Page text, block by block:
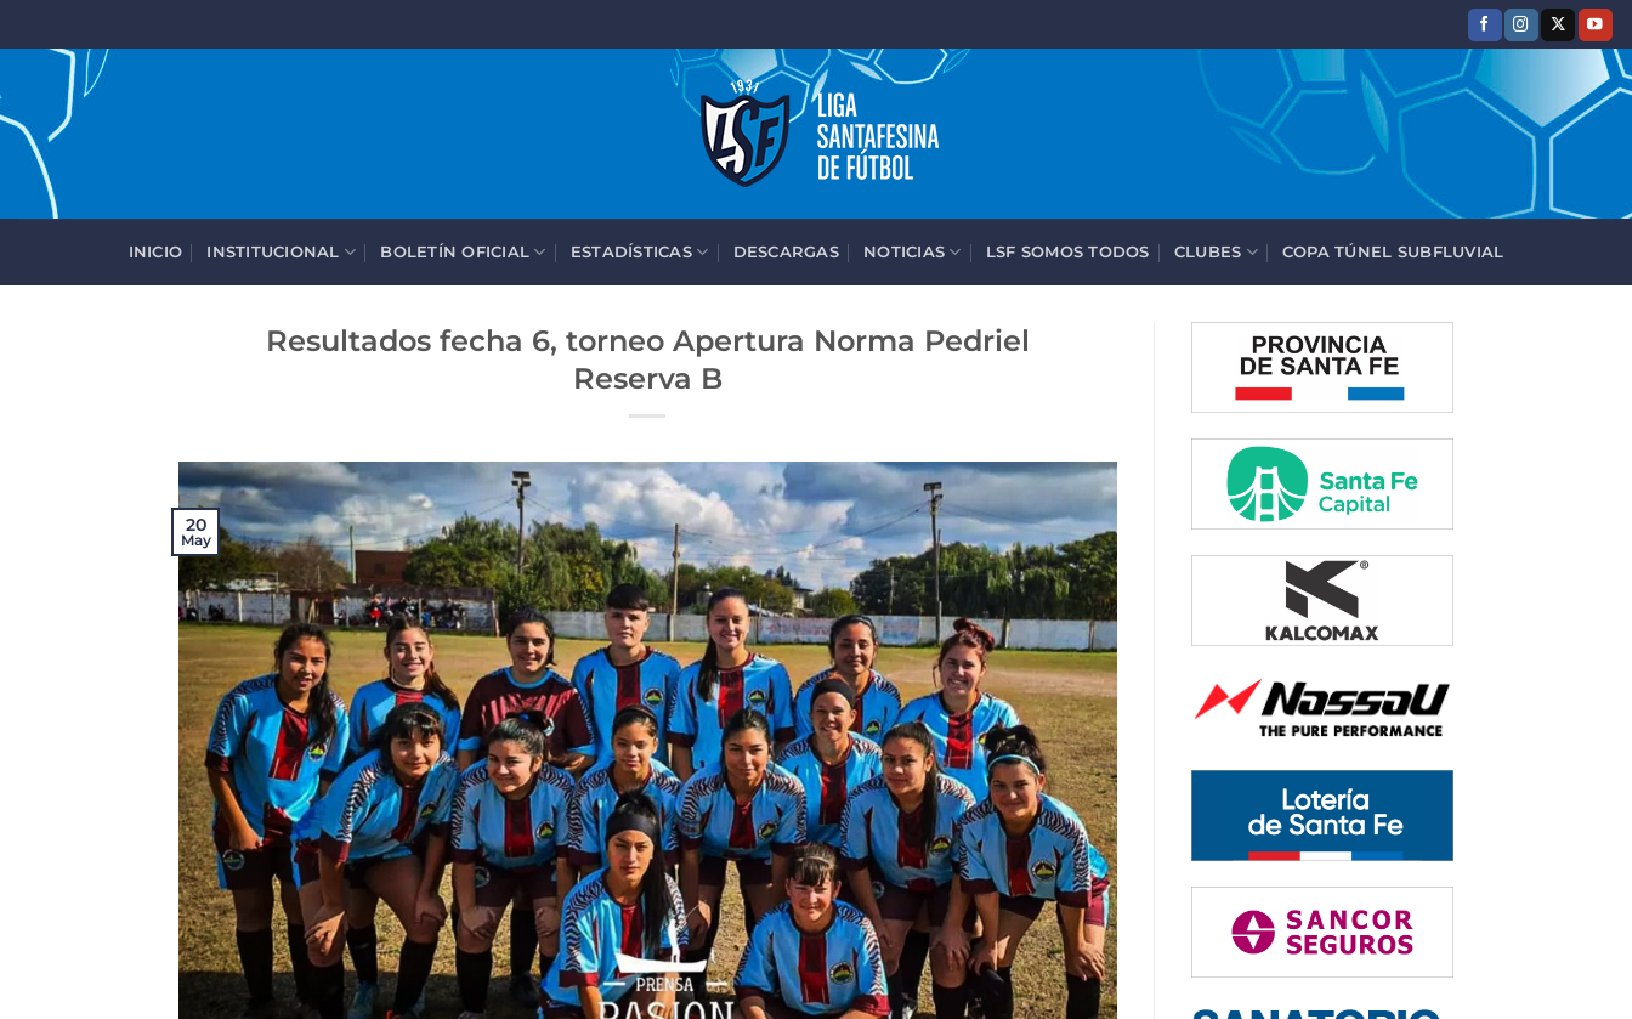
contenido
INICIO INSTITUCIONAL BOLETÍN OFICIAL ESTADÍSTICAS DESCARGAS NOTICIAS LSF SOMOS TODOS CLUBES COPA TÚNEL SUBFLUVIAL
Resultados fecha 6, torneo Apertura Norma Pedriel
Reserva B
20
May